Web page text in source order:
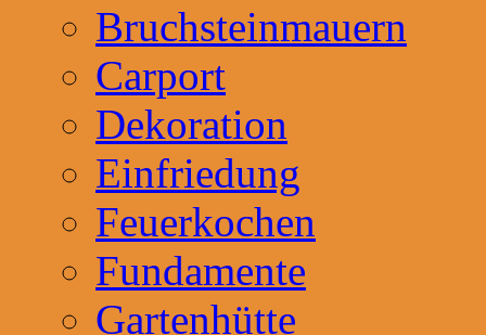
Bruchsteinmauern
Carport
Dekoration
Einfriedung
Feuerkochen
Fundamente
Gartenhütte